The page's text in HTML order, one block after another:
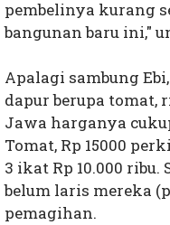
pembelinya kurang
bangunan baru ini,"
Apalagi sambung
dapur berupa tomat,
Jawa harganya
Tomat, Rp 15000
3 ikat Rp 10.000
belum laris mereka
pemagihan.